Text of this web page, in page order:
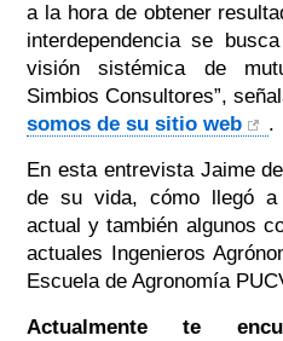
a la hora de obtener
interdependencia se
visión sistémica de
Simbios Consultores”,
somos de su sitio web
.
En esta entrevista Jaime
de su vida, cómo llegó a
actual y también algunos
actuales Ingenieros
Escuela de Agronomía
Actualmente te